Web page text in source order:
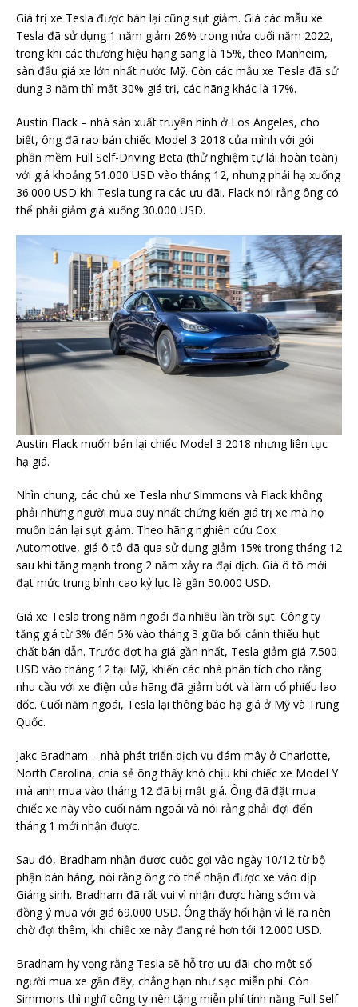
Giá trị xe Tesla được bán lại cũng sụt giảm. Giá các mẫu xe
Tesla đã sử dụng 1 năm giảm 26% trong nửa cuối năm 2022,
trong khi các thương hiệu hạng sang là 15%, theo Manheim,
sàn đấu giá xe lớn nhất nước Mỹ. Còn các mẫu xe Tesla đã sử
dụng 3 năm thì mất 30% giá trị, các hãng khác là 17%.
Austin Flack – nhà sản xuất truyền hình ở Los Angeles, cho
biết, ông đã rao bán chiếc Model 3 2018 của mình với gói
phần mềm Full Self-Driving Beta (thử nghiệm tự lái hoàn toàn)
với giá khoảng 51.000 USD vào tháng 12, nhưng phải hạ xuống
36.000 USD khi Tesla tung ra các ưu đãi. Flack nói rằng ông có
thể phải giảm giá xuống 30.000 USD.
Austin Flack muốn bán lại chiếc Model 3 2018 nhưng liên tục
hạ giá.
Nhìn chung, các chủ xe Tesla như Simmons và Flack không
phải những người mua duy nhất chứng kiến giá trị xe mà họ
muốn bán lại sụt giảm. Theo hãng nghiên cứu Cox
Automotive, giá ô tô đã qua sử dụng giảm 15% trong tháng 12
sau khi tăng mạnh trong 2 năm xảy ra đại dịch. Giá ô tô mới
đạt mức trung bình cao kỷ lục là gần 50.000 USD.
Giá xe Tesla trong năm ngoái đã nhiều lần trồi sụt. Công ty
tăng giá từ 3% đến 5% vào tháng 3 giữa bối cảnh thiếu hụt
chất bán dẫn. Trước đợt hạ giá gần nhất, Tesla giảm giá 7.500
USD vào tháng 12 tại Mỹ, khiến các nhà phân tích cho rằng
nhu cầu với xe điện của hãng đã giảm bớt và làm cổ phiếu lao
dốc. Cuối năm ngoái, Tesla lại thông báo hạ giá ở Mỹ và Trung
Quốc.
Jakc Bradham – nhà phát triển dịch vụ đám mây ở Charlotte,
North Carolina, chia sẻ ông thấy khó chịu khi chiếc xe Model Y
mà anh mua vào tháng 12 đã bị mất giá. Ông đã đặt mua
chiếc xe này vào cuối năm ngoái và nói rằng phải đợi đến
tháng 1 mới nhận được.
Sau đó, Bradham nhận được cuộc gọi vào ngày 10/12 từ bộ
phận bán hàng, nói rằng ông có thể nhận được xe vào dịp
Giáng sinh. Bradham đã rất vui vì nhận được hàng sớm và
đồng ý mua với giá 69.000 USD. Ông thấy hối hận vì lẽ ra nên
chờ đợi thêm, khi chiếc xe này đang rẻ hơn tới 12.000 USD.
Bradham hy vọng rằng Tesla sẽ hỗ trợ ưu đãi cho một số
người mua xe gần đây, chẳng hạn như sạc miễn phí. Còn
Simmons thì nghĩ công ty nên tặng miễn phí tính năng Full Self